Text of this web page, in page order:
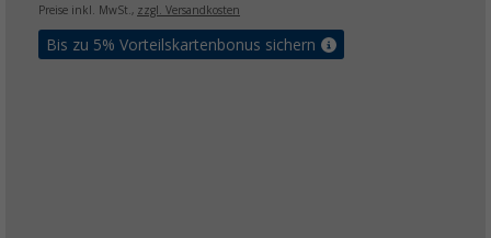
Preise inkl. MwSt., zzgl. Versandkosten
Bis zu 5% Vorteilskartenbonus sichern